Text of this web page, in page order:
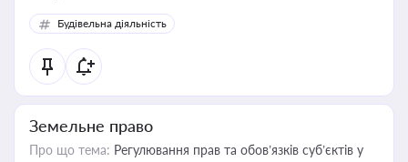
Будівельна діяльність
Земельне право
Про що тема: Регулювання прав та обов’язків суб’єктів у